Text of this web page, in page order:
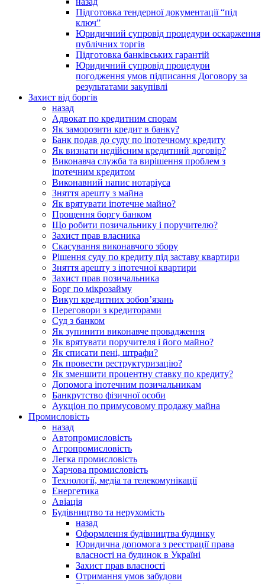
Підготовка тендерної документації “під
ключ”
Юридичний супровід процедури оскарження
публічних торгів
Підготовка банківських гарантій
Юридичний супровід процедури
погодження умов підписання Договору за
результатами закупівлі
Захист від боргів
назад
Адвокат по кредитним спорам
Як заморозити кредит в банку?
Банк подав до суду по іпотечному кредиту
Як визнати недійсним кредитний договір?
Виконавча служба та вирішення проблем з
іпотечним кредитом
Виконавний напис нотаріуса
Зняття арешту з майна
Як врятувати іпотечне майно?
Прощення боргу банком
Що робити позичальнику і поручителю?
Захист прав власника
Скасування виконавчого збору
Рішення суду по кредиту під заставу квартири
Зняття арешту з іпотечної квартири
Захист прав позичальника
Борг по мікрозайму
Викуп кредитних зобов’язань
Переговори з кредиторами
Суд з банком
Як зупинити виконавче провадження
Як врятувати поручителя і його майно?
Як списати пені, штрафи?
Як провести реструктуризацію?
Як зменшити процентну ставку по кредиту?
Допомога іпотечним позичальникам
Банкрутство фізичної особи
Аукціон по примусовому продажу майна
Промисловість
назад
Автопромисловість
Агропромисловість
Легка промисловість
Харчова промисловість
Технології, медіа та телекомунікації
Енергетика
Авіація
Будівництво та нерухомість
назад
Оформлення будівництва будинку
Юридична допомога з реєстрації права
власності на будинок в Україні
Захист прав власності
Отримання умов забудови